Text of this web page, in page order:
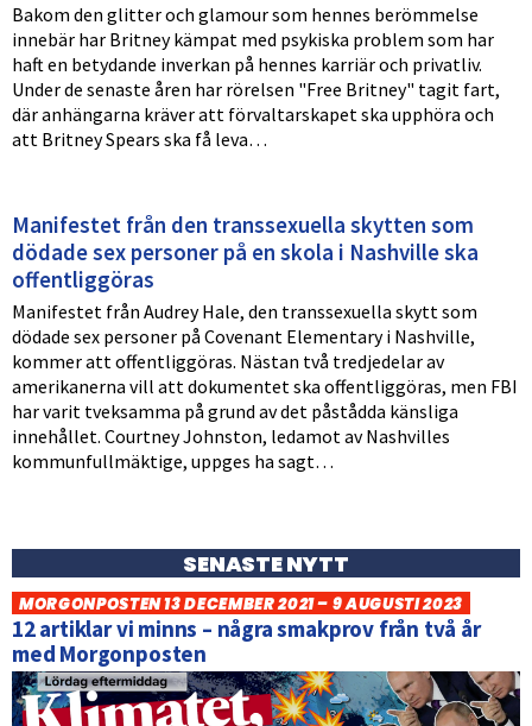
Bakom den glitter och glamour som hennes berömmelse
innebär har Britney kämpat med psykiska problem som har
haft en betydande inverkan på hennes karriär och privatliv.
Under de senaste åren har rörelsen "Free Britney" tagit fart,
där anhängarna kräver att förvaltarskapet ska upphöra och
att Britney Spears ska få leva…
Manifestet från den transsexuella skytten som
dödade sex personer på en skola i Nashville ska
offentliggöras
Manifestet från Audrey Hale, den transsexuella skytt som
dödade sex personer på Covenant Elementary i Nashville,
kommer att offentliggöras. Nästan två tredjedelar av
amerikanerna vill att dokumentet ska offentliggöras, men FBI
har varit tveksamma på grund av det påstådda känsliga
innehållet. Courtney Johnston, ledamot av Nashvilles
kommunfullmäktige, uppges ha sagt…
SENASTE NYTT
MORGONPOSTEN 13 DECEMBER 2021 – 9 AUGUSTI 2023
12 artiklar vi minns – några smakprov från två år
med Morgonposten